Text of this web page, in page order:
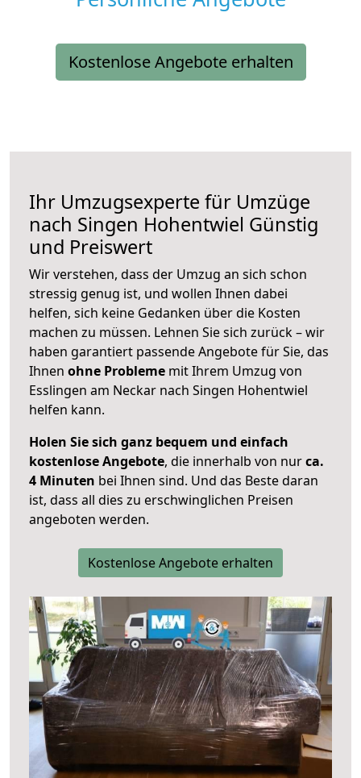
Kostenlose Angebote erhalten
Ihr Umzugsexperte für Umzüge
nach Singen Hohentwiel Günstig
und Preiswert
Wir verstehen, dass der Umzug an sich schon
stressig genug ist, und wollen Ihnen dabei
helfen, sich keine Gedanken über die Kosten
machen zu müssen. Lehnen Sie sich zurück – wir
haben garantiert passende Angebote für Sie, das
Ihnen ohne Probleme mit Ihrem Umzug von
Esslingen am Neckar nach Singen Hohentwiel
helfen kann.
Holen Sie sich ganz bequem und einfach
kostenlose Angebote, die innerhalb von nurca.
4 Minuten bei Ihnen sind. Und das Beste daran
ist, dass all dies zu erschwinglichen Preisen
angeboten werden.
Kostenlose Angebote erhalten